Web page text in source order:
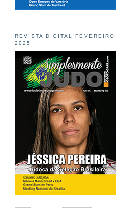
REVISTA DIGITAL FEVEREIRO
2025